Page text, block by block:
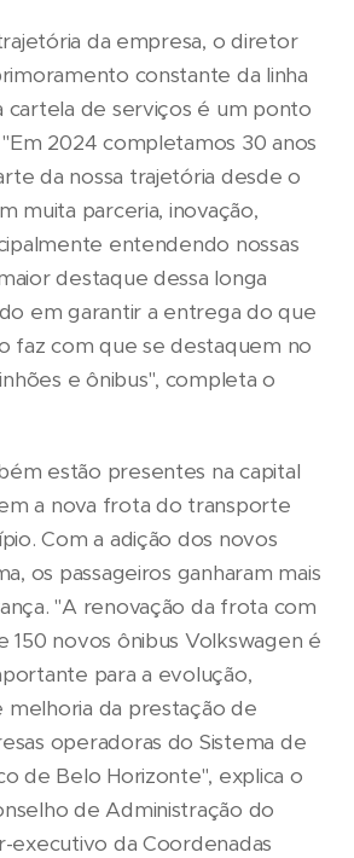
da empresa, o diretor
constante da linha
de serviços é um ponto
2024 completamos 30 anos
da nossa trajetória desde o
muita parceria, inovação,
entendendo nossas
destaque dessa longa
em garantir a entrega do que
faz com que se destaquem no
e ônibus", completa o
estão presentes na capital
a nova frota do transporte
Com a adição dos novos
os passageiros ganharam mais
"A renovação da frota com
150 novos ônibus Volkswagen é
para a evolução,
da prestação de
operadoras do Sistema de
de Belo Horizonte", explica o
de Administração do
executivo da Coordenadas